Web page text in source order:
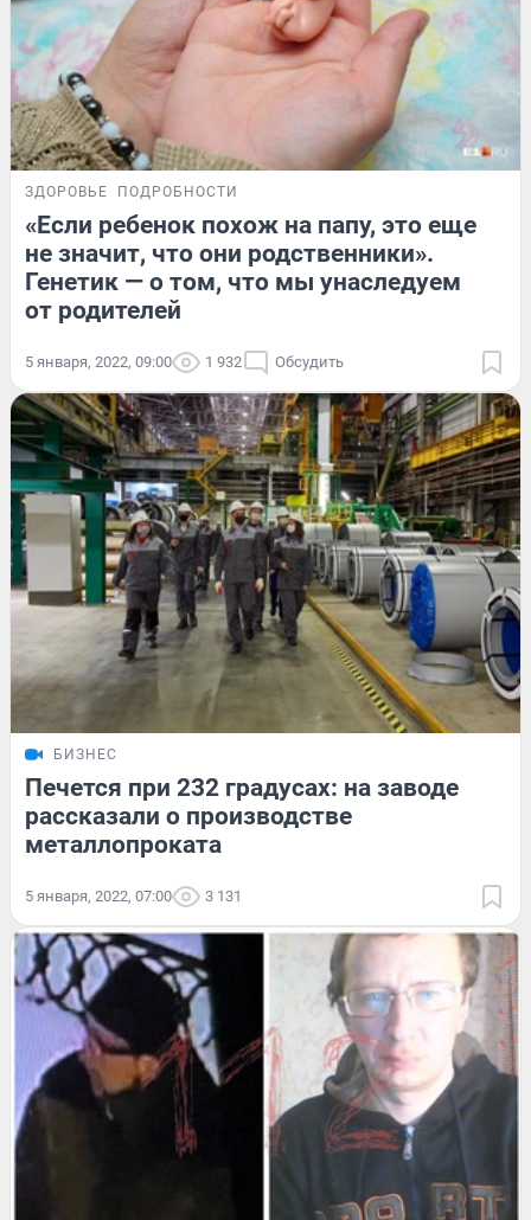
ЗДОРОВЬЕ ПОДРОБНОСТИ
«Если ребенок похож на папу, это еще
не значит, что они родственники».
Генетик — о том, что мы унаследуем
от родителей
5 января, 2022, 09:00 1 932 Обсудить
БИЗНЕС
Печется при 232 градусах: на заводе
рассказали о производстве
металлопроката
5 января, 2022, 07:00 3 131